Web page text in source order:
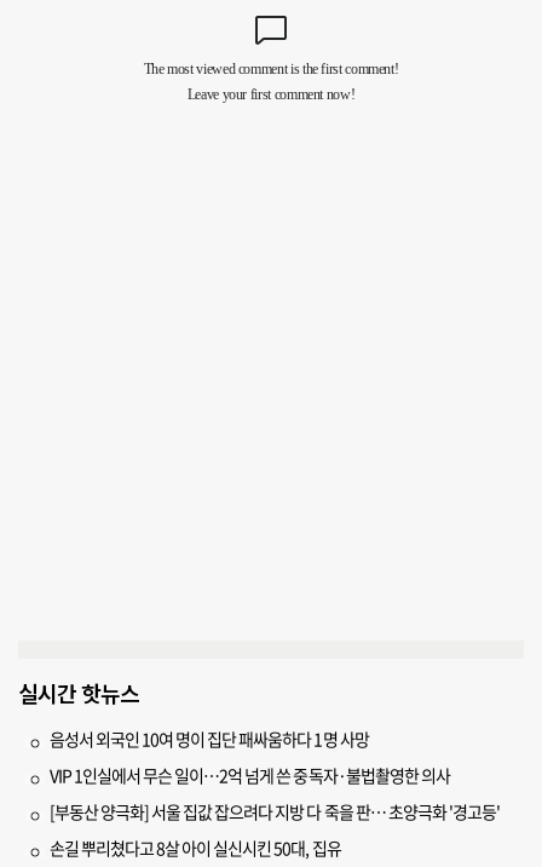
실시간 핫뉴스
음성서 외국인 10여 명이 집단 패싸움하다 1명 사망
VIP 1인실에서 무슨 일이…2억 넘게 쓴 중독자·불법촬영한 의사
[부동산 양극화] 서울 집값 잡으려다 지방 다 죽을 판… 초양극화 '경고등'
손길 뿌리쳤다고 8살 아이 실신시킨 50대, 집유